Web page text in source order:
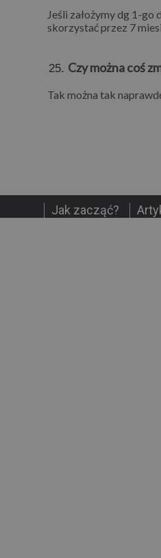
Jeśli założymy dg 1-go
skorzystać przez 7
Czy można coś
Tak można tak
Jak zacząć?